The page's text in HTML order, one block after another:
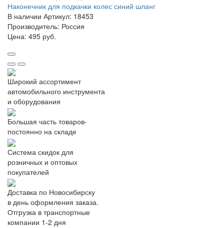
Наконечник для подкачки колес синий шланг
В наличии Артикул: 18453
Производитель: Россия
Цена: 495 руб.
Широкий ассортимент
автомобильного инструмента
и оборудования
Большая часть товаров-
постоянно на складе
Система скидок для
розничных и оптовых
покупателей
Доставка по Новосибирску
в день оформления заказа.
Отгрузка в транспортные
компании 1-2 дня